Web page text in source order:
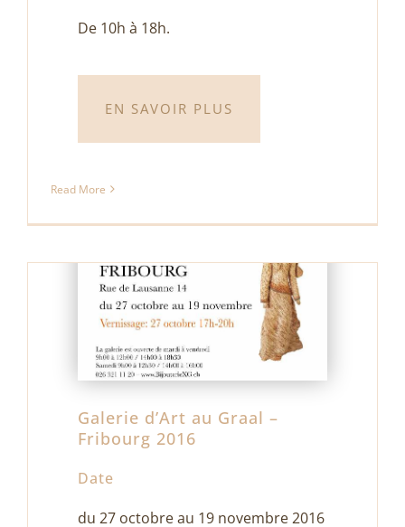
De 10h à 18h.
EN SAVOIR PLUS
Read More
Galerie d’Art au Graal –
Fribourg 2016
Date
du 27 octobre au 19 novembre 2016